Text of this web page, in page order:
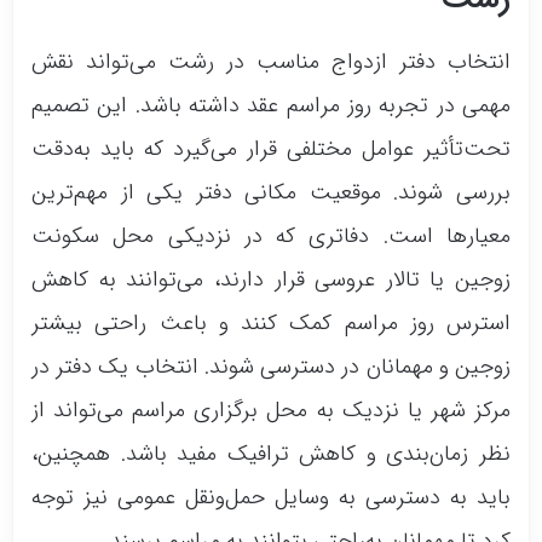
برخورداری از تیمی مجرب، به زوج‌ها در تمامی
مراحل مشاوره حقوقی و راهنمایی‌های لازم برای
ثبت ازدواج یا طلاق کمک می‌کند. محیطی آرام و
دلنشین، همراه با دکوراسیون زیبا، تجربه‌ای
خاطره‌انگیز و بدون استرس را برای زوج‌ها رقم
می‌زند. دفتر شماره 96 رشت به یک انتخاب
مطمئن و مناسب برای ثبت ازدواج و طلاق تبدیل
شده است.
خدمات:
ثبت رسمی ازدواج دائم و موقت
صدور سند ازدواج (عقدنامه)
انتخاب دفتر ازدواج مناسب در رشت می‌تواند نقش
مهمی در تجربه روز مراسم عقد داشته باشد. این تصمیم
تحت‌تأثیر عوامل مختلفی قرار می‌گیرد که باید به‌دقت
بررسی شوند. موقعیت مکانی دفتر یکی از مهم‌ترین
معیارها است. دفاتری که در نزدیکی محل سکونت
زوجین یا تالار عروسی قرار دارند، می‌توانند به کاهش
استرس روز مراسم کمک کنند و باعث راحتی بیشتر
زوجین و مهمانان در دسترسی شوند. انتخاب یک دفتر در
مرکز شهر یا نزدیک به محل برگزاری مراسم می‌تواند از
نظر زمان‌بندی و کاهش ترافیک مفید باشد. همچنین،
باید به دسترسی به وسایل حمل‌ونقل عمومی نیز توجه